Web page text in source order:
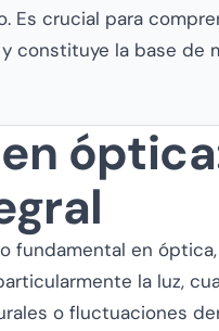
Es crucial para
constituye la base de
fundamental en
la luz,
o fluctuaciones